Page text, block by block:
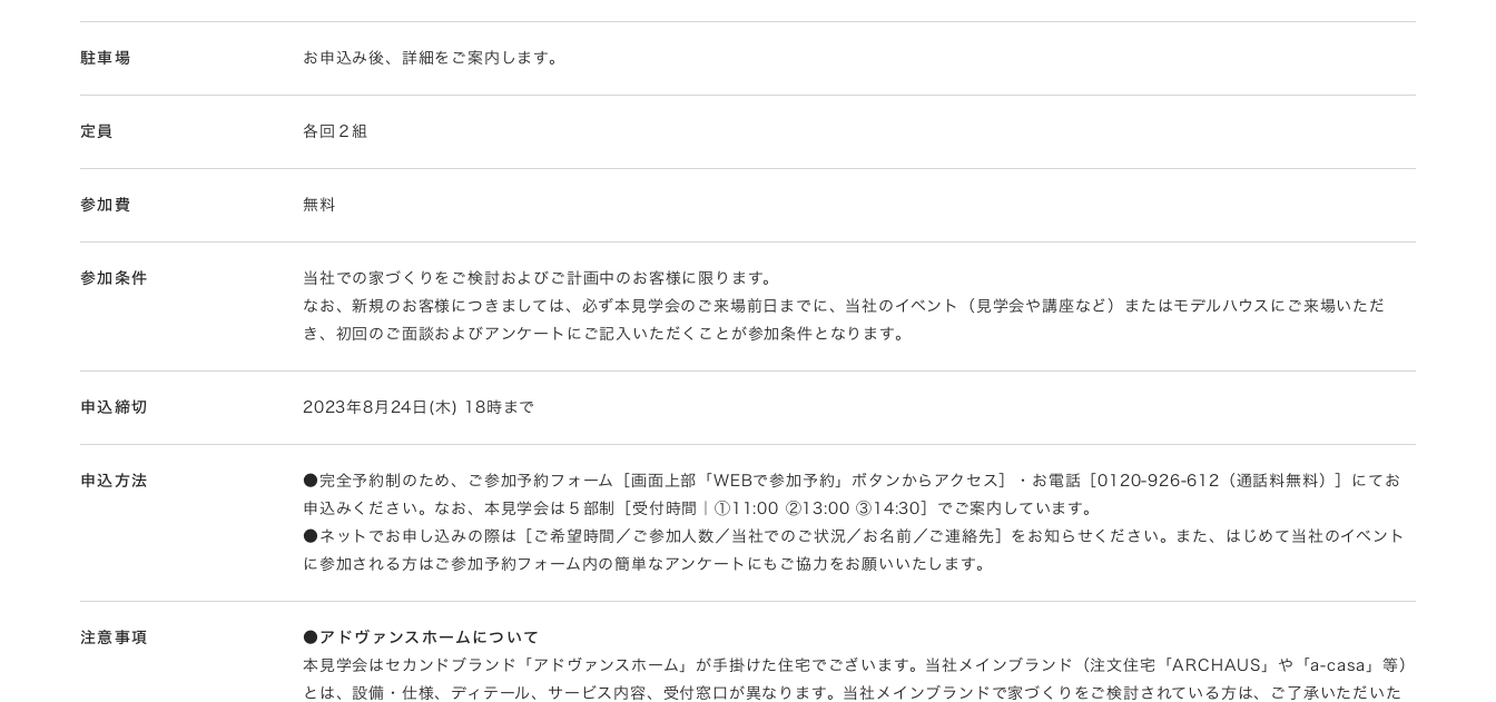
駐車場 お申込み後、詳細をご案内します。
定員 各回２組
参加費 無料
参加条件
当社での家づくりをご検討およびご計画中のお客様に限ります。
なお、新規のお客様につきましては、必ず本見学会のご来場前日までに、当社のイベント（見学会や講座など）またはモデルハウスにご来場いただ
き、初回のご面談およびアンケートにご記入いただくことが参加条件となります。
申込締切 2023年8月24日(木) 18時まで
申込方法
●完全予約制のため、ご参加予約フォーム［画面上部「WEBで参加予約」ボタンからアクセス］・お電話［0120-926-612（通話料無料）］にてお
申込みください。なお、本見学会は５部制［受付時間｜①11:00 ②13:00 ③14:30］でご案内しています。
●ネットでお申し込みの際は［ご希望時間／ご参加人数／当社でのご状況／お名前／ご連絡先］をお知らせください。また、はじめて当社のイベント
に参加される方はご参加予約フォーム内の簡単なアンケートにもご協力をお願いいたします。
注意事項
●アドヴァンスホームについて
本見学会はセカンドブランド「アドヴァンスホーム」が手掛けた住宅でございます。当社メインブランド（注文住宅「ARCHAUS」や「a-casa」等）
とは、設備・仕様、ディテール、サービス内容、受付窓口が異なります。当社メインブランドで家づくりをご検討されている方は、ご了承いただいた